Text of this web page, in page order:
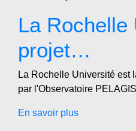
La Rochelle
projet…
La Rochelle Université est
par l'Observatoire
En savoir plus